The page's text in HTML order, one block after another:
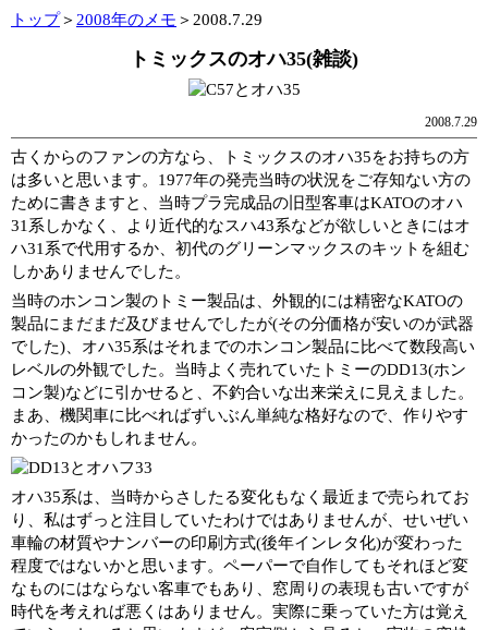
トップ＞ 2008年のメモ ＞2008.7.29
トミックスのオハ35(雑談)
2008.7.29
古くからのファンの方なら、トミックスのオハ35をお持ちの方
は多いと思います。1977年の発売当時の状況をご存知ない方の
ために書きますと、当時プラ完成品の旧型客車はKATOのオハ
31系しかなく、より近代的なスハ43系などが欲しいときにはオ
ハ31系で代用するか、初代のグリーンマックスのキットを組む
しかありませんでした。
当時のホンコン製のトミー製品は、外観的には精密なKATOの
製品にまだまだ及びませんでしたが(その分価格が安いのが武器
でした)、オハ35系はそれまでのホンコン製品に比べて数段高い
レベルの外観でした。当時よく売れていたトミーのDD13(ホン
コン製)などに引かせると、不釣合いな出来栄えに見えました。
まあ、機関車に比べればずいぶん単純な格好なので、作りやす
かったのかもしれません。
オハ35系は、当時からさしたる変化もなく最近まで売られてお
り、私はずっと注目していたわけではありませんが、せいぜい
車輪の材質やナンバーの印刷方式(後年インレタ化)が変わった
程度ではないかと思います。ペーパーで自作してもそれほど変
なものにはならない客車でもあり、窓周りの表現も古いですが
時代を考えれば悪くはありません。実際に乗っていた方は覚え